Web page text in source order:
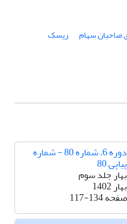
صاحبان سهام ریسک
دوره 6، شماره 80 - شماره
پیاپی 80
بهار جلد سوم
بهار 1402
صفحه117-134